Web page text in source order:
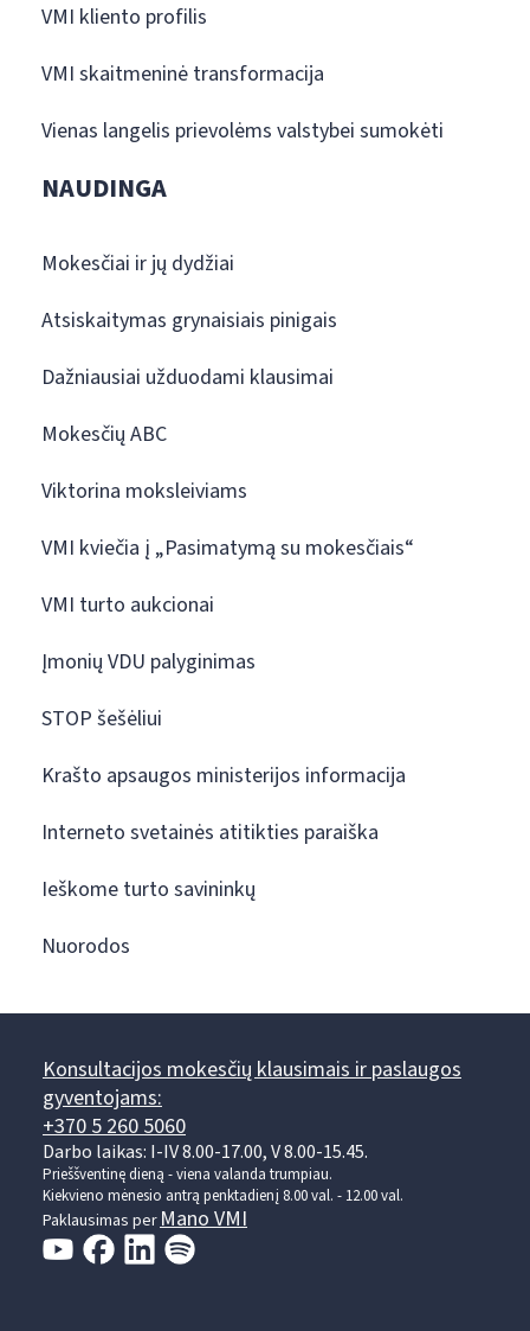
VMI kliento profilis
VMI skaitmeninė transformacija
Vienas langelis prievolėms valstybei sumokėti
NAUDINGA
Mokesčiai ir jų dydžiai
Atsiskaitymas grynaisiais pinigais
Dažniausiai užduodami klausimai
Mokesčių ABC
Viktorina moksleiviams
VMI kviečia į „Pasimatymą su mokesčiais“
VMI turto aukcionai
Įmonių VDU palyginimas
STOP šešėliui
Krašto apsaugos ministerijos informacija
Interneto svetainės atitikties paraiška
Ieškome turto savininkų
Nuorodos
Konsultacijos mokesčių klausimais ir paslaugos
gyventojams:
+370 5 260 5060
Darbo laikas: I-IV 8.00-17.00, V 8.00-15.45.
Prieššventinę dieną - viena valanda trumpiau.
Kiekvieno mėnesio antrą penktadienį 8.00 val. - 12.00 val.
Paklausimas per Mano VMI